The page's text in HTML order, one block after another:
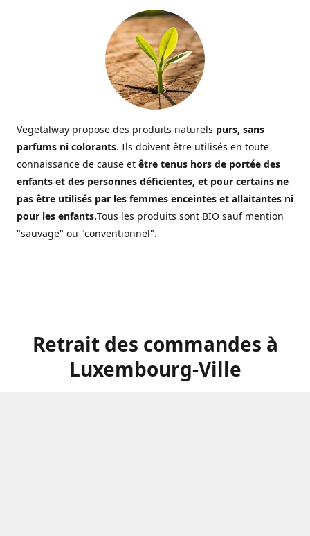
Vegetalway propose des produits naturels purs, sans
parfums ni colorants. Ils doivent être utilisés en toute
connaissance de cause et être tenus hors de portée des
enfants et des personnes déficientes, et pour certains ne
pas être utilisés par les femmes enceintes et allaitantes ni
pour les enfants.Tous les produits sont BIO sauf mention
"sauvage" ou "conventionnel".
Retrait des commandes à
Luxembourg-Ville